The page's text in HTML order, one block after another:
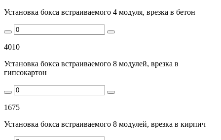
Установка бокса встраиваемого 4 модуля, врезка в бетон
4010
Установка бокса встраиваемого 8 модулей, врезка в
гипсокартон
1675
Установка бокса встраиваемого 8 модулей, врезка в кирпич